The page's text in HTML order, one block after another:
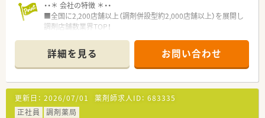
・・＊ 会社の特徴 ＊・・
■全国に2,200店舗以上（調剤併設型約2,000店舗以上）を展開し
調剤店舗数業界TOP！
頑張り次第で高給与も可能！
■経験や勤務コースによりますが、経験の少ない方でも500万前
半スタートと業界TOP水準！
■職種や職域に合わせ、豊富な社内研修や外部組織と連携した研
修を用意されています
■薬剤師が中心の会社だからこそ活躍できるキャリアパスが多
種多様に用意されています。
詳細を見る お問い合わせ
更新日： 2026/07/01 薬剤師求人ID： 683335
正社員
調剤薬局